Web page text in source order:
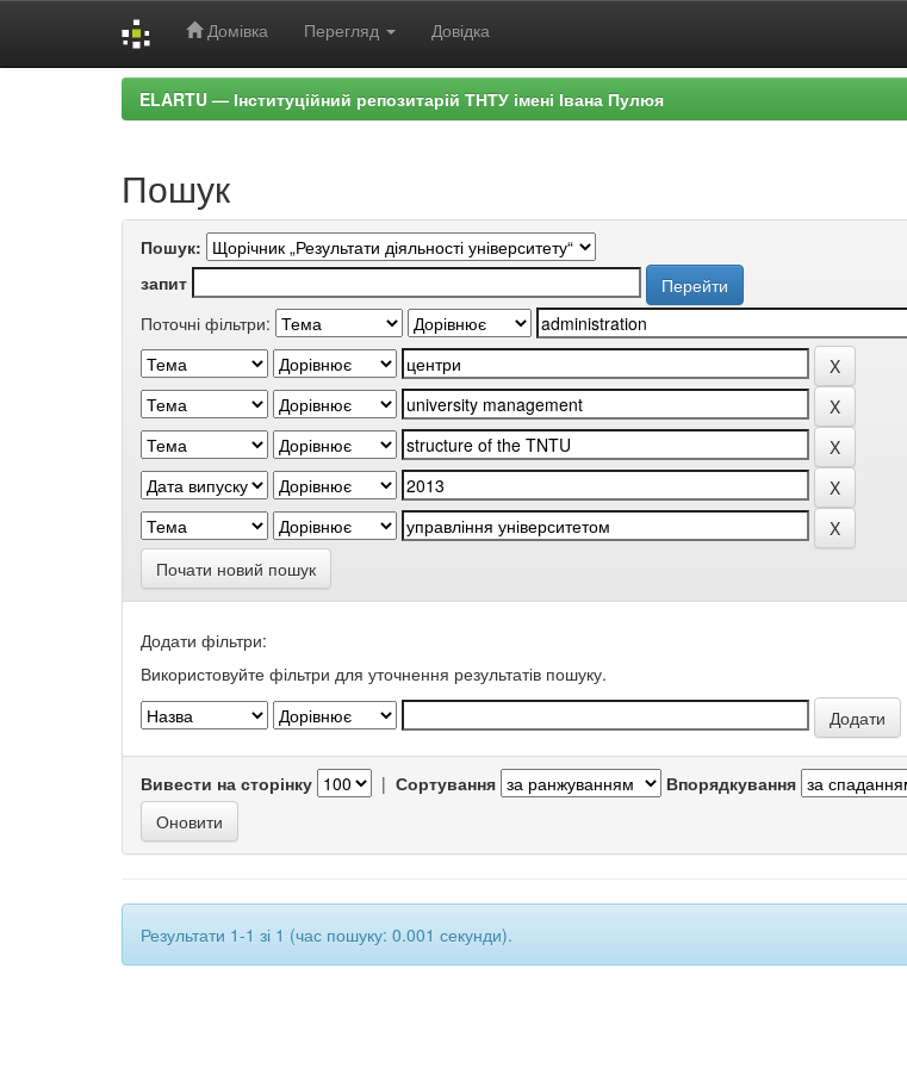
Домівка Перегляд Довідка
ELARTU — Інституційний репозитарій ТНТУ імені Івана Пулюя
Пошук
Пошук:
запит
Поточні фільтри:
Почати новий пошук
Додати фільтри:
Використовуйте фільтри для уточнення результатів пошуку.
Вивести на сторінку | Сортування Впорядкування
Результати 1-1 зі 1 (час пошуку: 0.001 секунди).